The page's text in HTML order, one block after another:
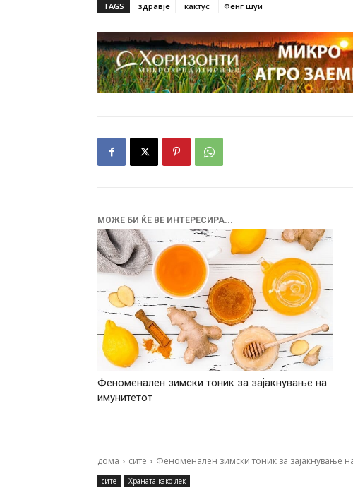
TAGS здравје кактус Фенг шуи
МОЖЕ БИ ЌЕ ВЕ ИНТЕРЕСИРА...
Феноменален зимски тоник за зајакнување на
имунитетот